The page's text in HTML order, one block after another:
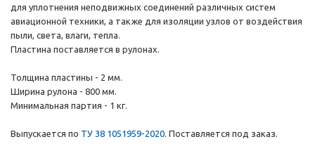
для уплотнения неподвижных соединений различных систем
авиационной техники, а также для изоляции узлов от воздействия
пыли, света, влаги, тепла.
Пластина поставляется в рулонах.
Толщина пластины - 2 мм.
Ширина рулона - 800 мм.
Минимальная партия - 1 кг.
Выпускается по ТУ 38 1051959-2020. Поставляется под заказ.